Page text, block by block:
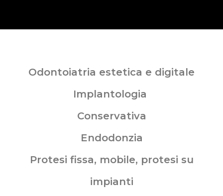
Odontoiatria estetica e digitale
Implantologia
Conservativa
Endodonzia
Protesi fissa, mobile, protesi su
impianti